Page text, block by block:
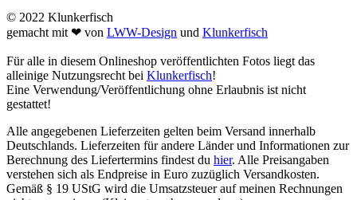
© 2022 Klunkerfisch
gemacht mit ❤ von LWW-Design und Klunkerfisch
Für alle in diesem Onlineshop veröffentlichten Fotos liegt das
alleinige Nutzungsrecht bei Klunkerfisch!
Eine Verwendung/Veröffentlichung ohne Erlaubnis ist nicht
gestattet!
Alle angegebenen Lieferzeiten gelten beim Versand innerhalb
Deutschlands. Lieferzeiten für andere Länder und Informationen zur
Berechnung des Liefertermins findest du hier. Alle Preisangaben
verstehen sich als Endpreise in Euro zuzüglich Versandkosten.
Gemäß § 19 UStG wird die Umsatzsteuer auf meinen Rechnungen